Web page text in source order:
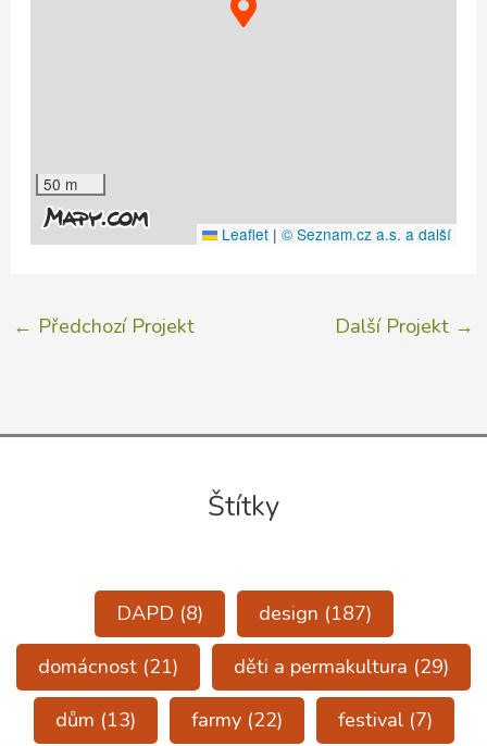
50 m
Leaflet | © Seznam.cz a.s. a další
← Předchozí Projekt Další Projekt →
Štítky
DAPD (8) design (187)
domácnost (21) děti a permakultura (29)
dům (13) farmy(22) festival(7)